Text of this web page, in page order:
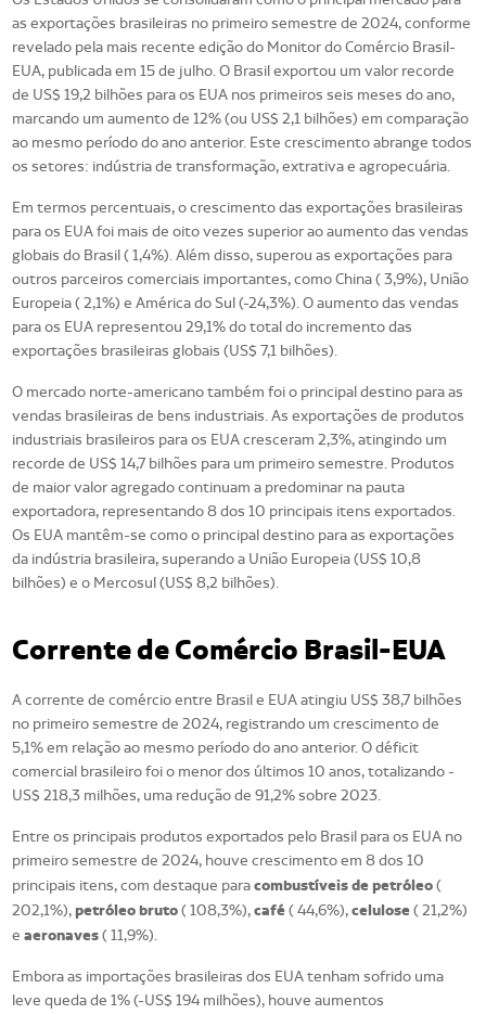
as exportações brasileiras no primeiro semestre de 2024, conforme
revelado pela mais recente edição do Monitor do Comércio Brasil-
EUA, publicada em 15 de julho. O Brasil exportou um valor recorde
de US$ 19,2 bilhões para os EUA nos primeiros seis meses do ano,
marcando um aumento de 12% (ou US$ 2,1 bilhões) em comparação
ao mesmo período do ano anterior. Este crescimento abrange todos
os setores: indústria de transformação, extrativa e agropecuária.
Em termos percentuais, o crescimento das exportações brasileiras
para os EUA foi mais de oito vezes superior ao aumento das vendas
globais do Brasil ( 1,4%). Além disso, superou as exportações para
outros parceiros comerciais importantes, como China ( 3,9%), União
Europeia ( 2,1%) e América do Sul (-24,3%). O aumento das vendas
para os EUA representou 29,1% do total do incremento das
exportações brasileiras globais (US$ 7,1 bilhões).
O mercado norte-americano também foi o principal destino para as
vendas brasileiras de bens industriais. As exportações de produtos
industriais brasileiros para os EUA cresceram 2,3%, atingindo um
recorde de US$ 14,7 bilhões para um primeiro semestre. Produtos
de maior valor agregado continuam a predominar na pauta
exportadora, representando 8 dos 10 principais itens exportados.
Os EUA mantêm-se como o principal destino para as exportações
da indústria brasileira, superando a União Europeia (US$ 10,8
bilhões) e o Mercosul (US$ 8,2 bilhões).
Corrente de Comércio Brasil-EUA
A corrente de comércio entre Brasil e EUA atingiu US$ 38,7 bilhões
no primeiro semestre de 2024, registrando um crescimento de
5,1% em relação ao mesmo período do ano anterior. O déficit
comercial brasileiro foi o menor dos últimos 10 anos, totalizando -
US$ 218,3 milhões, uma redução de 91,2% sobre 2023.
Entre os principais produtos exportados pelo Brasil para os EUA no
primeiro semestre de 2024, houve crescimento em 8 dos 10
principais itens, com destaque paracombustíveis de petróleo(
202,1%),petróleo bruto( 108,3%),café( 44,6%),celulose( 21,2%)
eaeronaves( 11,9%).
Embora as importações brasileiras dos EUA tenham sofrido uma
leve queda de 1% (-US$ 194 milhões), houve aumentos